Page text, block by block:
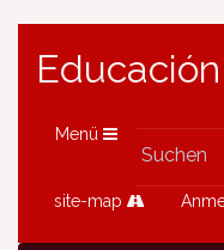
Educación
Menü
site-map